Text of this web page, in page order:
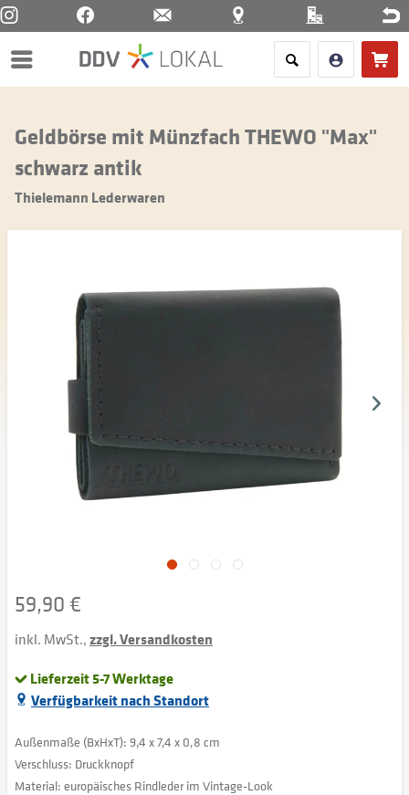
Menü
Geldbörse mit Münzfach THEWO "Max"
schwarz antik
Thielemann Lederwaren
59,90 €
inkl. MwSt.,zzgl. Versandkosten
Lieferzeit 5-7 Werktage
Verfügbarkeit nach Standort
Außenmaße (BxHxT): 9,4 x 7,4 x 0,8 cm
Verschluss: Druckknopf
Material: europäisches Rindleder im Vintage-Look